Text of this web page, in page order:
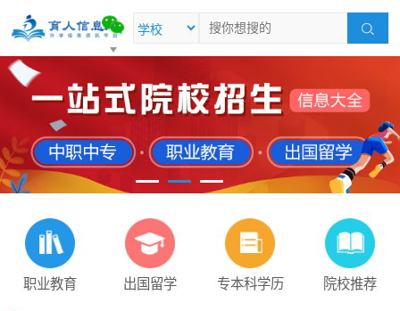
职业教育 出国留学 专本科学历 院校推荐